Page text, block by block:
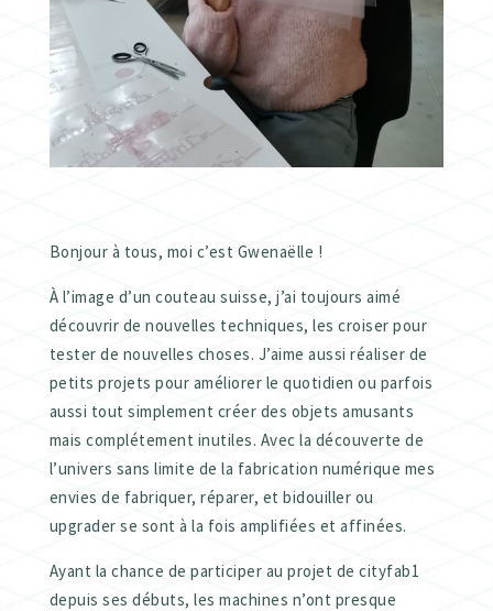
Bonjour à tous, moi c’est Gwenaëlle !
À l’image d’un couteau suisse, j’ai toujours aimé
découvrir de nouvelles techniques, les croiser pour
tester de nouvelles choses. J’aime aussi réaliser de
petits projets pour améliorer le quotidien ou parfois
aussi tout simplement créer des objets amusants
mais complétement inutiles. Avec la découverte de
l’univers sans limite de la fabrication numérique mes
envies de fabriquer, réparer, et bidouiller ou
upgrader se sont à la fois amplifiées et affinées.
Ayant la chance de participer au projet de cityfab1
depuis ses débuts, les machines n’ont presque